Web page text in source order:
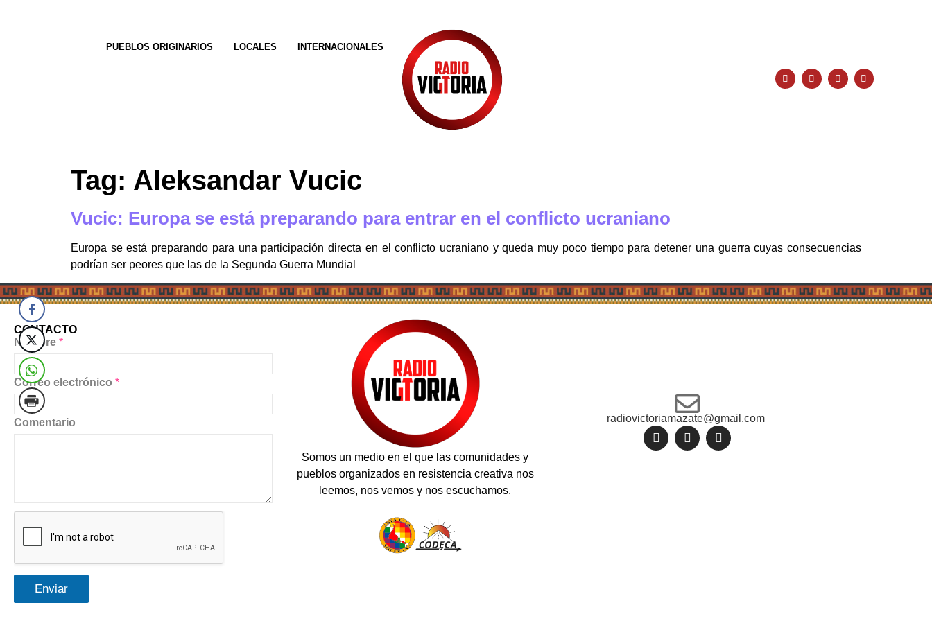
PUEBLOS ORIGINARIOS LOCALES INTERNACIONALES
Tag: Aleksandar Vucic
Vucic: Europa se está preparando para entrar en el conflicto ucraniano
Europa se está preparando para una participación directa en el conflicto ucraniano y queda muy poco tiempo para detener una guerra cuyas consecuencias
podrían ser peores que las de la Segunda Guerra Mundial
CONTACTO
Nombre *
Correo electrónico *
Comentario
Enviar
Somos un medio en el que las comunidades y
pueblos organizados en resistencia creativa nos
leemos, nos vemos y nos escuchamos.
radiovictoriamazate@gmail.com